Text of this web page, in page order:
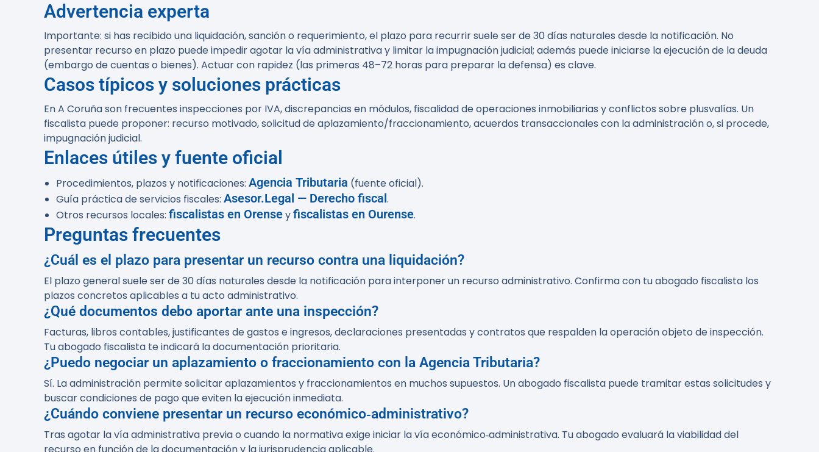
Advertencia experta
Importante: si has recibido una liquidación, sanción o requerimiento, el plazo para recurrir suele ser de 30 días naturales desde la notificación. No
presentar recurso en plazo puede impedir agotar la vía administrativa y limitar la impugnación judicial; además puede iniciarse la ejecución de la deuda
(embargo de cuentas o bienes). Actuar con rapidez (las primeras 48–72 horas para preparar la defensa) es clave.
Casos típicos y soluciones prácticas
En A Coruña son frecuentes inspecciones por IVA, discrepancias en módulos, fiscalidad de operaciones inmobiliarias y conflictos sobre plusvalías. Un
fiscalista puede proponer: recurso motivado, solicitud de aplazamiento/fraccionamiento, acuerdos transaccionales con la administración o, si procede,
impugnación judicial.
Enlaces útiles y fuente oficial
Procedimientos, plazos y notificaciones: Agencia Tributaria (fuente oficial).
Guía práctica de servicios fiscales: Asesor.Legal — Derecho fiscal.
Otros recursos locales: fiscalistas en Orenseyfiscalistas en Ourense.
Preguntas frecuentes
¿Cuál es el plazo para presentar un recurso contra una liquidación?
El plazo general suele ser de 30 días naturales desde la notificación para interponer un recurso administrativo. Confirma con tu abogado fiscalista los
plazos concretos aplicables a tu acto administrativo.
¿Qué documentos debo aportar ante una inspección?
Facturas, libros contables, justificantes de gastos e ingresos, declaraciones presentadas y contratos que respalden la operación objeto de inspección.
Tu abogado fiscalista te indicará la documentación prioritaria.
¿Puedo negociar un aplazamiento o fraccionamiento con la Agencia Tributaria?
Sí. La administración permite solicitar aplazamientos y fraccionamientos en muchos supuestos. Un abogado fiscalista puede tramitar estas solicitudes y
buscar condiciones de pago que eviten la ejecución inmediata.
¿Cuándo conviene presentar un recurso económico‑administrativo?
Tras agotar la vía administrativa previa o cuando la normativa exige iniciar la vía económico‑administrativa. Tu abogado evaluará la viabilidad del